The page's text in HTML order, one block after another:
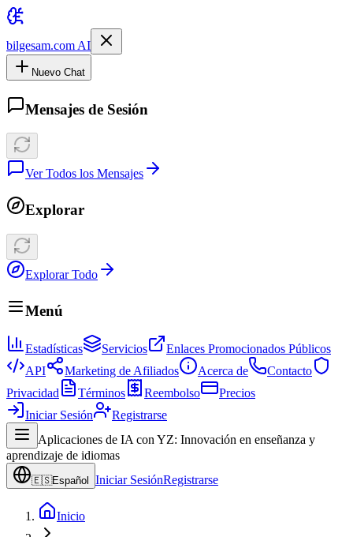
bilgesam.com AI
Nuevo Chat
Mensajes de Sesión
Ver Todos los Mensajes
Explorar
Explorar Todo
Menú
Estadísticas Servicios
Enlaces Promocionados Públicos
API
Marketing de Afiliados Acerca de
Contacto
Privacidad
Términos Reembolso
Precios
Iniciar Sesión
Registrarse
Aplicaciones de IA con YZ: Innovación en enseñanza y
aprendizaje de idiomas
🇪🇸Español Iniciar SesiónRegistrarse
Inicio